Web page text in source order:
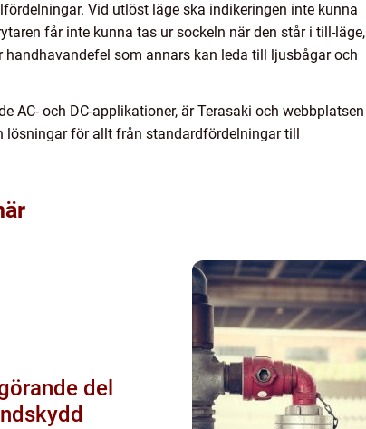
Vid utlöst läge ska indikeringen inte kunna
får inte kunna tas ur sockeln när den står i till-läge,
som annars kan leda till ljusbågar och
och DC-applikationer, är Terasaki och webbplatsen
för allt från standardfördelningar till